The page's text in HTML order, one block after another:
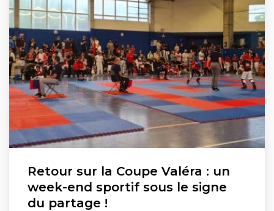
Retour sur la Coupe Valéra : un
week-end sportif sous le signe
du partage !